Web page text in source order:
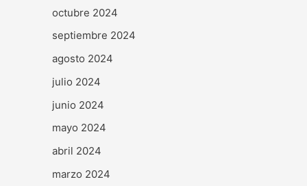
octubre 2024
septiembre 2024
agosto 2024
julio 2024
junio 2024
mayo 2024
abril 2024
marzo 2024